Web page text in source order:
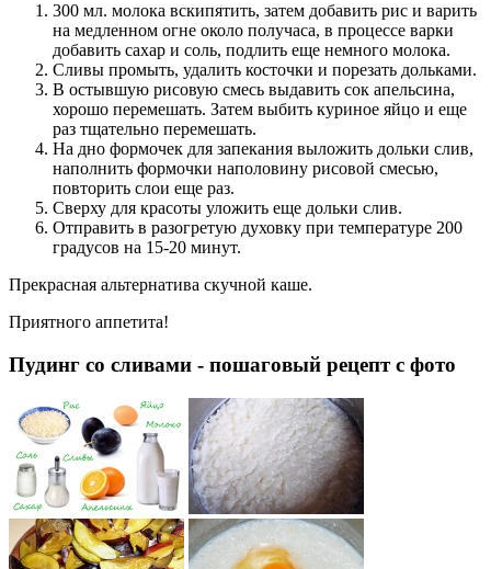
300 мл. молока вскипятить, затем добавить рис и варить
на медленном огне около получаса, в процессе варки
добавить сахар и соль, подлить еще немного молока.
Сливы промыть, удалить косточки и порезать дольками.
В остывшую рисовую смесь выдавить сок апельсина,
хорошо перемешать. Затем выбить куриное яйцо и еще
раз тщательно перемешать.
На дно формочек для запекания выложить дольки слив,
наполнить формочки наполовину рисовой смесью,
повторить слои еще раз.
Сверху для красоты уложить еще дольки слив.
Отправить в разогретую духовку при температуре 200
градусов на 15-20 минут.
Прекрасная альтернатива скучной каше.
Приятного аппетита!
Пудинг со сливами - пошаговый рецепт с фото